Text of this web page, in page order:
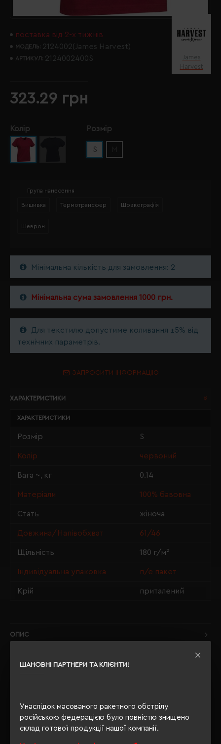
ШАНОВНІ ПАРТНЕРИ ТА КЛІЄНТИ!
Унаслідок масованого ракетного обстрілу
російською федерацією було повністю знищено
склад готової продукції нашої компанії.
поставка від 2-х тижнів
МОДЕЛЬ: 2124002(James Harvest)
АРТИКУЛ: 2124002400S
James
Harvest
323.29 грн
Колір Розмір
S
Група нанесення
Вишивка Термотрансфер Шовкографія
Шеврон
Мінімальна кількість для замовлення: 2
Мінімальна сума замовлення 1000 грн.
Для текстилю допустиме коливання ±5% від
технічних параметрів.
ЗАПРОСИТИ ІНФОРМАЦІЮ
ХАРАКТЕРИСТИКИ
ХАРАКТЕРИСТИКИ
Розмір S
Колір червоний
Вага ~, кг 0.14
Матеріали 100% бавовна
Стать жіноча
Довжина/Напівобхват 61/46
Щільність 180 г/м²
Індивідуальна упаковка п/е пакет
Крій приталений
ОПИС
РЕКОМЕНДУЄМО